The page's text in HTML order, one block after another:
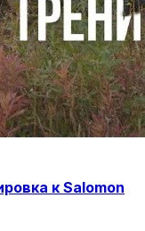
к Salomon